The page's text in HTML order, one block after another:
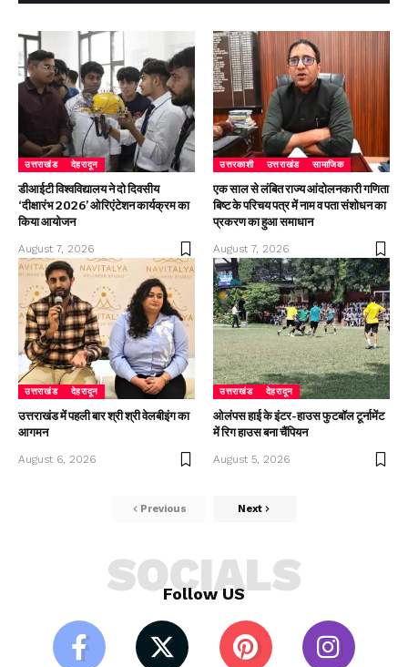
उत्तराखंड देहरादून
डीआईटी विश्वविद्यालय ने दो दिवसीय
‘दीक्षारंभ 2026’ ओरिएंटेशन कार्यक्रम का
किया आयोजन
August 7, 2026
उत्तरकाशी उत्तराखंड सामाजिक
एक साल से लंबित राज्य आंदोलनकारी गणिता
बिष्ट के परिचय पत्र में नाम व पता संशोधन का
प्रकरण का हुआ समाधान
August 7, 2026
उत्तराखंड देहरादून
उत्तराखंड में पहली बार श्री श्री वेलबीइंग का
आगमन
August 6, 2026
उत्तराखंड देहरादून
ओलंपस हाई के इंटर-हाउस फुटबॉल टूर्नामेंट
में रिग हाउस बना चैंपियन
August 5, 2026
Previous Next
Follow US
SOCIALS